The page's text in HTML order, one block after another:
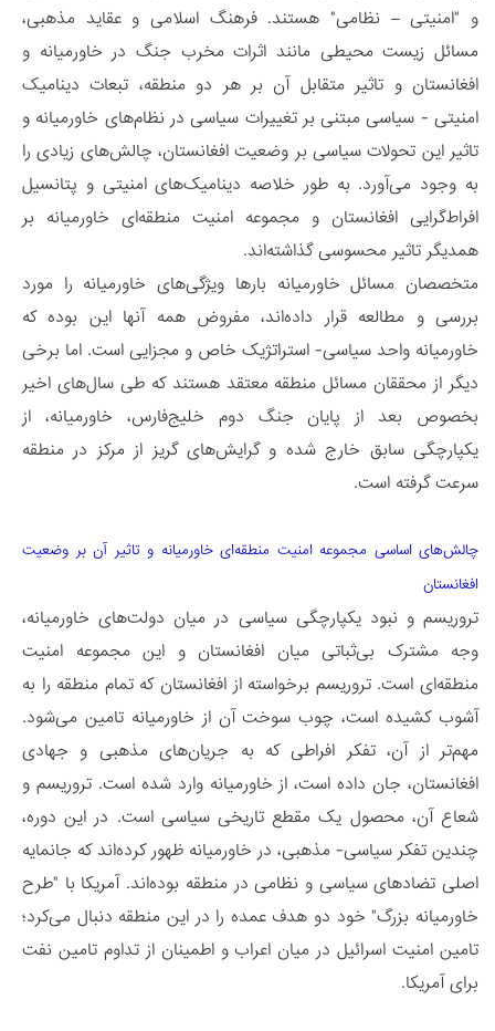
و "امنیتی – نظامی" هستند. فرهنگ اسلامی و عقاید مذهبی،
مسائل زیست محیطی مانند اثرات مخرب جنگ در خاورمیانه و
افغانستان و تاثیر متقابل آن بر هر دو منطقه، تبعات دینامیک
امنیتی - سیاسی مبتنی بر تغییرات سیاسی در نظام‌های خاورمیانه و
تاثیر این تحولات سیاسی بر وضعیت افغانستان، چالش‌های زیادی را
به وجود می‌آورد. به طور خلاصه دینامیک‌­های امنیتی و پتانسیل
افراط‌گرایی افغانستان و مجموعه امنیت منطقه‌ای خاورمیانه بر
همدیگر تاثیر محسوسی گذاشته­‌اند.
متخصصان مسائل خاورمیانه بارها ویژگی‌های خاورمیانه را مورد
بررسی و مطالعه قرار داده‌اند، مفروض همه آنها این بوده که
خاورمیانه واحد سیاسی- استراتژیک خاص و مجزایی است. اما برخی
دیگر از محققان مسائل منطقه معتقد هستند که طی سال‌های اخیر
بخصوص بعد از پایان جنگ دوم خلیج‌فارس، خاورمیانه، از
یکپارچگی سابق خارج شده و گرایش‌های گریز از مرکز در منطقه
سرعت گرفته است.
چالش‌های اساسی مجموعه امنیت منطقه‌­ای خاورمیانه و تاثیر آن بر وضعیت
افغانستان
تروریسم و نبود یکپارچگی سیاسی در میان دولت‌­های خاورمیانه،
وجه مشترک بی‌ثباتی میان افغانستان و این مجموعه امنیت
منطقه‌ای است. تروریسم برخواسته از افغانستان که تمام منطقه را به
آشوب کشیده است، چوب سوخت آن از خاورمیانه تامین می‌شود.
مهم‌تر از آن، تفکر افراطی که به جریان‌های مذهبی و جهادی
افغانستان، جان داده است، از خاورمیانه وارد شده است. تروریسم و
شعاع آن، محصول یک مقطع تاریخی سیاسی است. در این دوره،
چندین تفکر سیاسی- مذهبی، در خاورمیانه ظهور کرده‌اند که جانمایه
اصلی تضادهای سیاسی و نظامی در منطقه بوده‌اند. آمریکا با "طرح
خاورمیانه بزرگ" خود دو هدف عمده را در این منطقه دنبال می­‌کرد؛
تامین امنیت اسرائیل در میان اعراب و اطمینان از تداوم تامین نفت
برای آمریکا.